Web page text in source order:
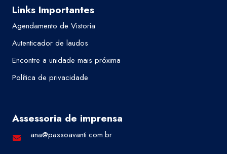
Links Importantes
Agendamento de Vistoria
Autenticador de laudos
Encontre a unidade mais próxima
Política de privacidade
Assessoria de imprensa
ana@passoavanti.com.br